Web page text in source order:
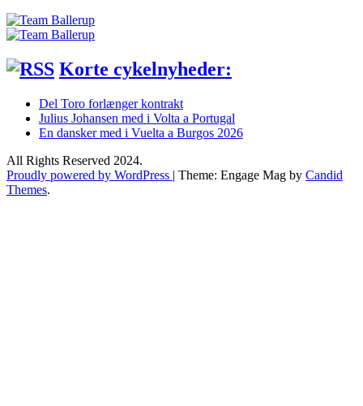
Korte cykelnyheder:
Del Toro forlænger kontrakt
Julius Johansen med i Volta a Portugal
En dansker med i Vuelta a Burgos 2026
All Rights Reserved 2024.
Proudly powered by WordPress | Theme: Engage Mag by Candid
Themes.